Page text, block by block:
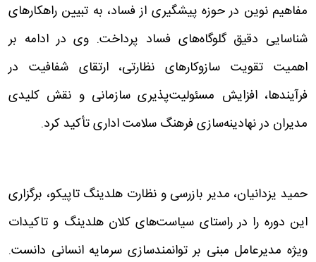
مفاهیم نوین در حوزه پیشگیری از فساد، به تبیین راهکارهای
شناسایی دقیق گلوگاه‌های فساد پرداخت. وی در ادامه بر
اهمیت تقویت سازوکارهای نظارتی، ارتقای شفافیت در
فرآیندها، افزایش مسئولیت‌پذیری سازمانی و نقش کلیدی
مدیران در نهادینه‌سازی فرهنگ سلامت اداری تأکید کرد.
حمید یزدانیان، مدیر بازرسی و نظارت هلدینگ تاپیکو، برگزاری
این دوره را در راستای سیاست‌های کلان هلدینگ و تاکیدات
ویژه مدیرعامل مبنی بر توانمندسازی سرمایه انسانی دانست.